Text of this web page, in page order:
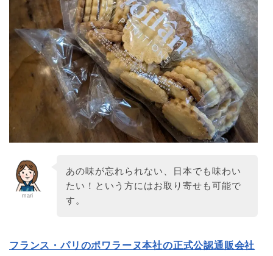
mari
あの味が忘れられない、日本でも味わい
たい！という方にはお取り寄せも可能で
す。
フランス・パリのポワラーヌ本社の正式公認通販会社